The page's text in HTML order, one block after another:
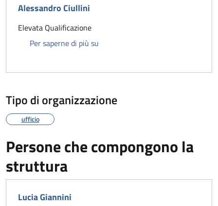
Alessandro Ciullini
Elevata Qualificazione
Per saperne di più su
Tipo di organizzazione
ufficio
Persone che compongono la
struttura
Lucia Giannini